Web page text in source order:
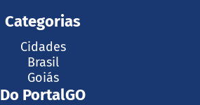
Categorias
Cidades
Brasil
Goiás
Do PortalGO